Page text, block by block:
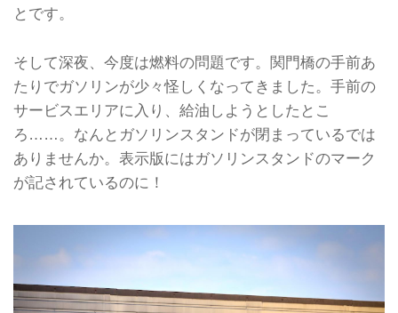
とです。
そして深夜、今度は燃料の問題です。関門橋の手前あ
たりでガソリンが少々怪しくなってきました。手前の
サービスエリアに入り、給油しようとしたとこ
ろ……。なんとガソリンスタンドが閉まっているでは
ありませんか。表示版にはガソリンスタンドのマーク
が記されているのに！